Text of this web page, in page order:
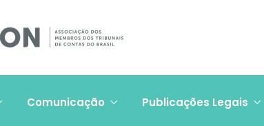
Comunicação Publicações Legais